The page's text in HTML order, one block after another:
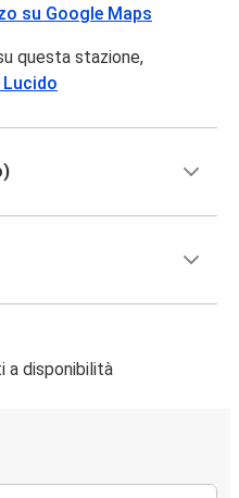
su Google Maps
questa stazione,
Lucido
a disponibilità